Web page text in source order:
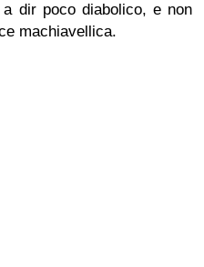
dir poco diabolico, e non
machiavellica.